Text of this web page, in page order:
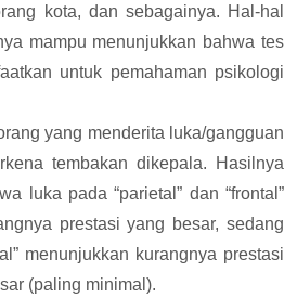
kota, dan sebagainya. Hal-hal
mampu menunjukkan bahwa tes
untuk pemahaman psikologi
yang menderita luka/gangguan
tembakan dikepala. Hasilnya
luka pada “parietal” dan “frontal”
prestasi yang besar, sedang
menunjukkan kurangnya prestasi
(paling minimal).